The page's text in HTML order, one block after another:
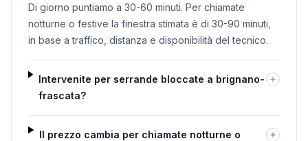
Di giorno puntiamo a 30-60 minuti. Per chiamate
notturne o festive la finestra stimata è di 30-90 minuti,
in base a traffico, distanza e disponibilità del tecnico.
Intervenite per serrande bloccate a brignano-
frascata?
Il prezzo cambia per chiamate notturne o